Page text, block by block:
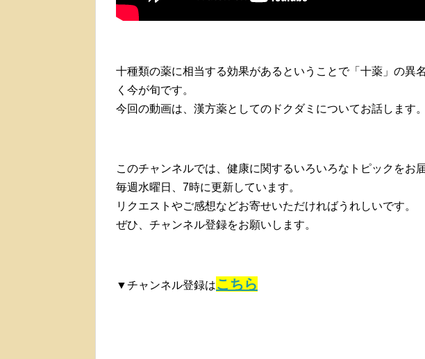
十種類の薬に相当する効果があるということで「十薬」の異
く今が旬です。
今回の動画は、漢方薬としてのドクダミについてお話します。
このチャンネルでは、健康に関するいろいろなトピックをお
毎週水曜日、7時に更新しています。
リクエストやご感想などお寄せいただければうれしいです。
ぜひ、チャンネル登録をお願いします。
▼チャンネル登録はこちら